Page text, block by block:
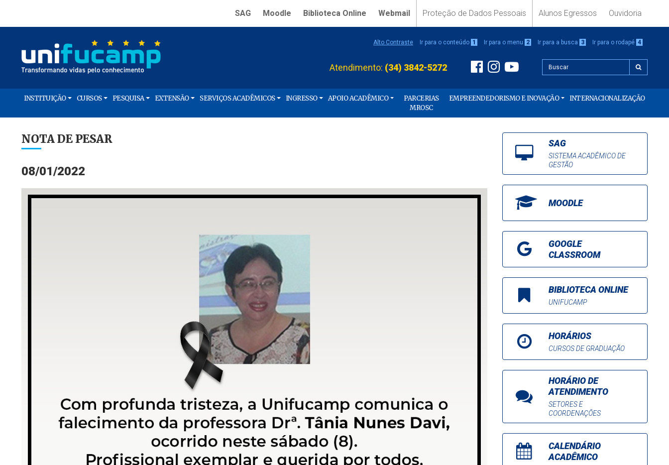
SAG Moodle Biblioteca Online Webmail Proteção de Dados Pessoais Alunos Egressos Ouvidoria
Alto Contraste Ir para o conteúdo 1 Ir para o menu 2 Ir para a busca 3 Ir para o rodapé 4
Atendimento: (34) 3842-5272
INSTITUIÇÃO CURSOS PESQUISA EXTENSÃO SERVIÇOS ACADÊMICOS INGRESSO APOIO ACADÊMICO
PARCERIAS
MROSC
EMPREENDEDORISMO E INOVAÇÃO INTERNACIONALIZAÇÃO
NOTA DE PESAR
08/01/2022
SAG
SISTEMA ACADÊMICO DE
GESTÃO
MOODLE
GOOGLE
CLASSROOM
BIBLIOTECA ONLINE
UNIFUCAMP
HORÁRIOS
CURSOS DE GRADUAÇÃO
HORÁRIO DE
ATENDIMENTO
SETORES E
COORDENAÇÕES
CALENDÁRIO
ACADÊMICO